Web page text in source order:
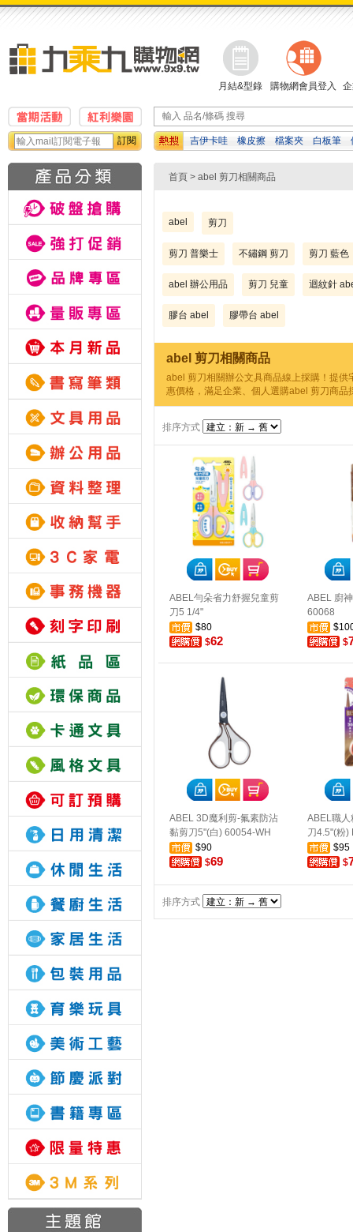
月結&型錄 購物網會員登入
訂閱 吉伊卡哇 橡皮擦 檔案夾 白板筆
首頁 > abel 剪刀相關商品
abel 剪刀
剪刀 普樂士 不鏽鋼 剪刀 剪刀 藍色
abel 辦公用品 剪刀 兒童 迴紋針
膠台 abel 膠帶台 abel
abel 剪刀相關商品
abel 剪刀相關辦公文具商品線上採購！提
惠價格，滿足企業、個人選購abel 剪刀商品
排序方式
ABEL勻朵省力舒握兒童剪
刀5 1/4"
$80
$62
ABEL 廚
60068
$
ABEL 3D魔利剪-氟素防沾
黏剪刀5"(白) 60054-WH
$90
$69
ABEL職人
刀4.5"(粉)
$95
$
排序方式